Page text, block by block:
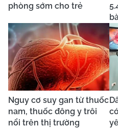
phòng sớm cho trẻ
Nguy cơ suy gan từ thuốc
nam, thuốc đông y trôi
nổi trên thị trường